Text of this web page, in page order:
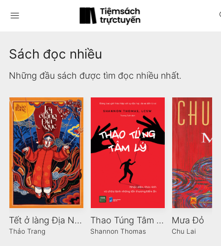
menu
Sách đọc nhiều
Những đầu sách được tìm đọc nhiều nhất.
Tết ở làng Địa Ngục
Thảo Trang
Thao Túng Tâm Lý
Shannon Thomas
Mưa Đỏ
Chu Lai